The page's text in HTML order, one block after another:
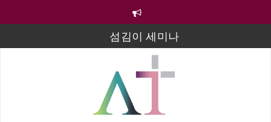
섬김이 세미나
김태희 자매 졸업연주
2023년 어린이 주일 유초등부 발표
라합3 나라 봉헌송